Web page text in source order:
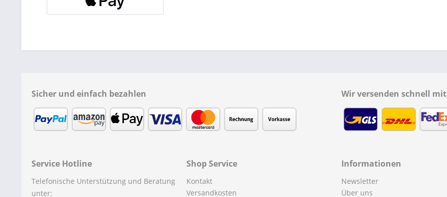
Sicher und einfach bezahlen Wir versenden schnell mit
Service Hotline
Telefonische Unterstützung und Beratung
unter:
Shop Service
Kontakt
Versandkosten
Informationen
Newsletter
Über uns